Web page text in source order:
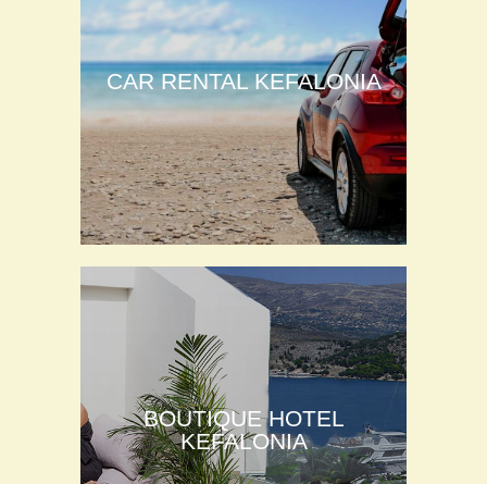
CAR RENTAL KEFALONIA
BOUTIQUE HOTEL
KEFALONIA